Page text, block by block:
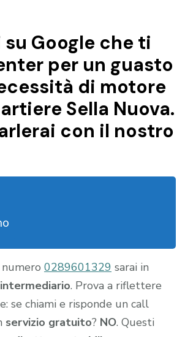
Google che ti
per un guasto
di motore
Sella Nuova.
con il nostro
0289601329 sarai in
. Prova a riflettere
se chiami e risponde un call
servizio gratuito? NO. Questi